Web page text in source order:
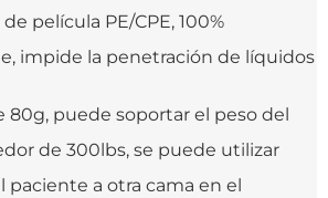
película PE/CPE, 100%
impide la penetración de líquidos
80g, puede soportar el peso del
de 300lbs, se puede utilizar
paciente a otra cama en el